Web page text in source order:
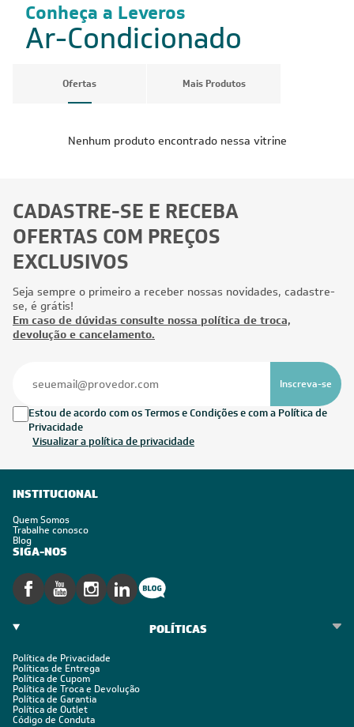
Conheça a Leveros
Ar-Condicionado
Ofertas Mais Produtos
Nenhum produto encontrado nessa vitrine
CADASTRE-SE E RECEBA
OFERTAS COM PREÇOS
EXCLUSIVOS
Seja sempre o primeiro a receber nossas novidades, cadastre-
se, é grátis!
Em caso de dúvidas consulte nossa política de troca,
devolução e cancelamento.
Inscreva-se
Estou de acordo com os Termos e Condições e com a Política de
Privacidade
Visualizar a política de privacidade
INSTITUCIONAL
Quem Somos
Trabalhe conosco
Blog
SIGA-NOS
POLÍTICAS
Política de Privacidade
Políticas de Entrega
Política de Cupom
Política de Troca e Devolução
Política de Garantia
Política de Outlet
Código de Conduta